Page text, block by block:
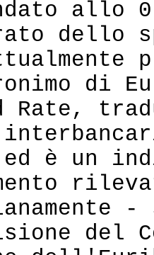
allo
dello
di
Rate,
è un
del